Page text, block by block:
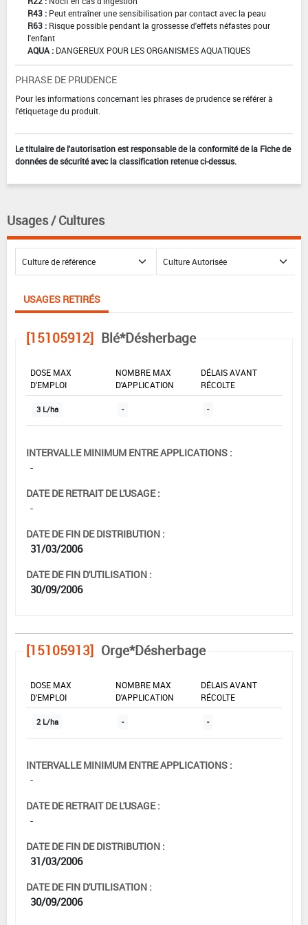
R43 : Peut entraîner une sensibilisation par contact avec la peau
R63 : Risque possible pendant la grossesse d'effets néfastes pour
l'enfant
AQUA : DANGEREUX POUR LES ORGANISMES AQUATIQUES
PHRASE DE PRUDENCE
Pour les informations concernant les phrases de prudence se référer à
l'étiquetage du produit.
Le titulaire de l'autorisation est responsable de la conformité de la Fiche de
données de sécurité avec la classification retenue ci-dessus.
Usages / Cultures
USAGES RETIRÉS
[15105912] Blé*Désherbage
DOSE MAX
D'EMPLOI
NOMBRE MAX
D'APPLICATION
DÉLAIS AVANT
RÉCOLTE
3 L/ha - -
INTERVALLE MINIMUM ENTRE APPLICATIONS :
-
DATE DE RETRAIT DE L'USAGE :
-
DATE DE FIN DE DISTRIBUTION :
31/03/2006
DATE DE FIN D'UTILISATION :
30/09/2006
[15105913] Orge*Désherbage
DOSE MAX
D'EMPLOI
NOMBRE MAX
D'APPLICATION
DÉLAIS AVANT
RÉCOLTE
2 L/ha - -
INTERVALLE MINIMUM ENTRE APPLICATIONS :
-
DATE DE RETRAIT DE L'USAGE :
-
DATE DE FIN DE DISTRIBUTION :
31/03/2006
DATE DE FIN D'UTILISATION :
30/09/2006